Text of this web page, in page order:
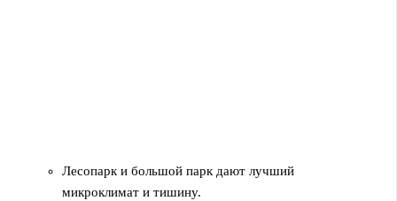
Лесопарк и большой парк дают лучший
микроклимат и тишину.